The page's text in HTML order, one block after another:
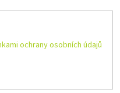
ochrany osobních údajů